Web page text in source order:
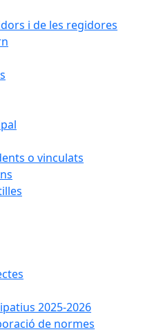
i de les regidores
o vinculats
2025-2026
de normes